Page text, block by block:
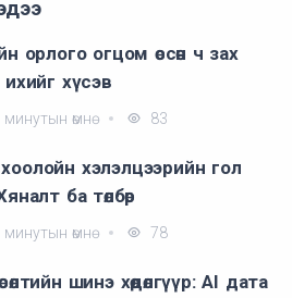
орлого огцом өссөн ч зах
хүсэв
өмнө 83
хэлэлцээрийн гол
ба төлбөр
өмнө 78
шинэ хөдөлгүүр: AI дата